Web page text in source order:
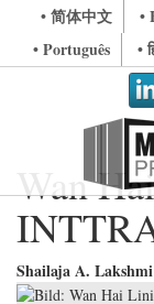
• 简体中文 •
• Português
•
Wan
Shailaja A. Lakshmi